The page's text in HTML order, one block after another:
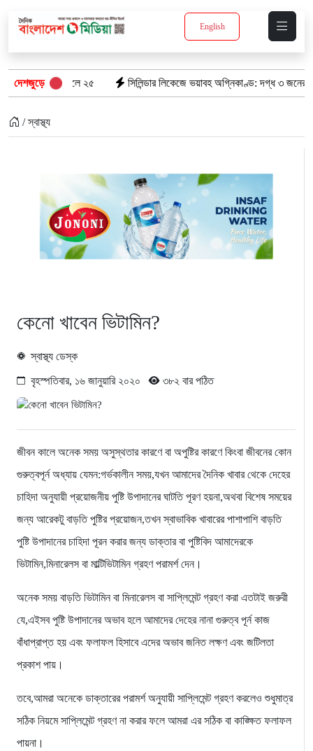
English
দেশজুড়ে
২৫ সিলিন্ডার লিকেজে ভয়াবহ অগ্নিকাণ্ড: দগ্ধ ৩ জনের অবস্থা
/ স্বাস্থ্য
কেনো খাবেন ভিটামিন?
স্বাস্থ্য ডেস্ক
বৃহস্পতিবার, ১৬ জানুয়ারি ২০২০ ৩৮২ বার পঠিত
জীবন কালে অনেক সময় অসুস্থতার কারণে বা অপুষ্টির কারণে কিংবা জীবনের কোন
গুরুত্বপূর্ন অধ্যায় যেমন:গর্ভকালীন সময়,যখন আমাদের দৈনিক খাবার থেকে দেহের
চাহিদা অনুযায়ী প্রয়োজনীয় পুষ্টি উপাদানের ঘাটতি পূরণ হয়না,অথবা বিশেষ সময়ের
জন্য আরেকটু বাড়তি পুষ্টির প্রয়োজন,তখন স্বাভাবিক খাবারের পাশাপাশি বাড়তি
পুষ্টি উপাদানের চাহিদা পূরন করার জন্য ডাক্তার বা পুষ্টিবিদ আমাদেরকে
ভিটামিন,মিনারেলস বা মাল্টিভিটামিন গ্রহণ পরামর্শ দেন।
অনেক সময় বাড়তি ভিটামিন বা মিনারেলস বা সাপ্লিমেন্ট গ্রহণ করা এতটাই জরুরী
যে,এইসব পুষ্টি উপাদানের অভাব হলে আমাদের দেহের নানা গুরুত্ব পূর্ন কাজ
বাঁধাপ্রাপ্ত হয় এবং ফলাফল হিসাবে এদের অভাব জনিত লক্ষণ এবং জটিলতা
প্রকাশ পায়।
তবে,আমরা অনেকে ডাক্তারের পরামর্শ অনুযায়ী সাপ্লিমেন্ট গ্রহণ করলেও শুধুমাত্র
সঠিক নিয়মে সাপ্লিমেন্ট গ্রহণ না করার ফলে আমরা এর সঠিক বা কাঙ্ক্ষিত ফলাফল
পায়না।